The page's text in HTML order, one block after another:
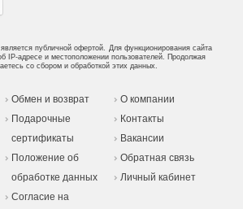
публичной офертой. Для функционирования сайта
IP-адресе и местоположении пользователей. Продолжая
со сбором и обработкой этих данных.
Обмен и возврат
Подарочные
сертификаты
Положение об
обработке данных
Согласие на
О компании
Контакты
Вакансии
Обратная связь
Личный кабинет